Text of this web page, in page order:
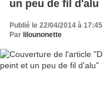
un peu de fil d'alu
Publié le 22/04/2014 à 17:45
Par lilounonette